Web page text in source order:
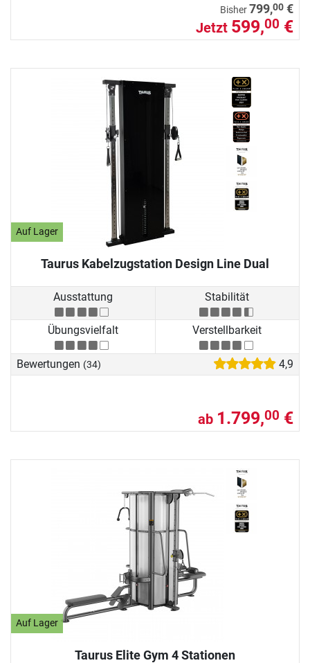
Bisher799,00 €
Jetzt 599,00 €
Auf Lager
Taurus Kabelzugstation Design Line Dual
Ausstattung Stabilität
Übungsvielfalt Verstellbarkeit
Bewertungen (34) 4,9
ab 1.799,00 €
Auf Lager
Taurus Elite Gym 4 Stationen